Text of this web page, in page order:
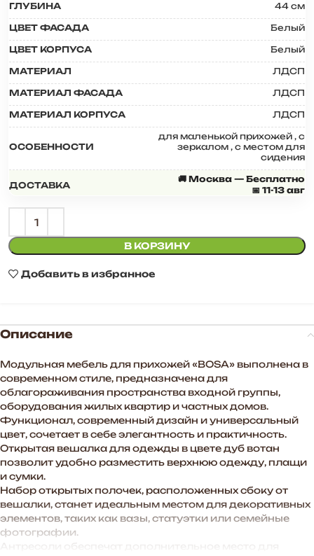
ГЛУБИНА 44 см
ЦВЕТ ФАСАДА Белый
ЦВЕТ КОРПУСА Белый
МАТЕРИАЛ ЛДСП
МАТЕРИАЛ ФАСАДА ЛДСП
МАТЕРИАЛ КОРПУСА ЛДСП
ОСОБЕННОСТИ
для маленькой прихожей , с
зеркалом , с местом для
сидения
ДОСТАВКА
🚚 Москва — Бесплатно
📅 11-13 авг
В КОРЗИНУ
Добавить в избранное
Описание
Модульная мебель для прихожей «BOSA» выполнена в
современном стиле, предназначена для
облагораживания пространства входной группы,
оборудования жилых квартир и частных домов.
Функционал, современный дизайн и универсальный
цвет, сочетает в себе элегантность и практичность.
Открытая вешалка для одежды в цвете дуб вотан
позволит удобно разместить верхнюю одежду, плащи
и сумки.
Набор открытых полочек, расположенных сбоку от
вешалки, станет идеальным местом для декоративных
элементов, таких как вазы, статуэтки или семейные
фотографии.